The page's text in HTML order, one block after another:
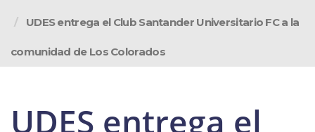
UDES entrega el Club Santander Universitario FC a la
comunidad de Los Colorados
UDES entrega el